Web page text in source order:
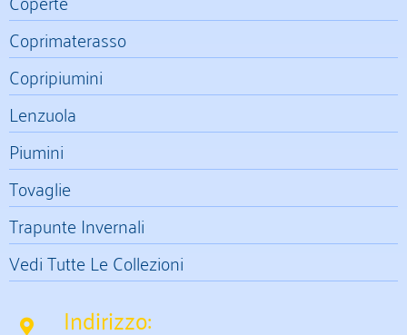
Coprimaterasso
Copripiumini
Lenzuola
Piumini
Tovaglie
Trapunte Invernali
Vedi Tutte Le Collezioni
Indirizzo: